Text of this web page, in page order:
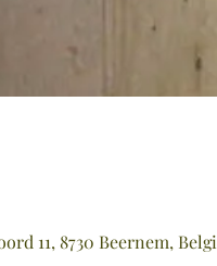
11, 8730 Beernem,